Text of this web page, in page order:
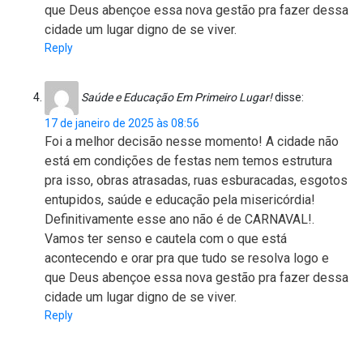
que Deus abençoe essa nova gestão pra fazer dessa
cidade um lugar digno de se viver.
Reply
Saúde e Educação Em Primeiro Lugar!disse:
17 de janeiro de 2025 às 08:56
Foi a melhor decisão nesse momento! A cidade não
está em condições de festas nem temos estrutura
pra isso, obras atrasadas, ruas esburacadas, esgotos
entupidos, saúde e educação pela misericórdia!
Definitivamente esse ano não é de CARNAVAL!.
Vamos ter senso e cautela com o que está
acontecendo e orar pra que tudo se resolva logo e
que Deus abençoe essa nova gestão pra fazer dessa
cidade um lugar digno de se viver.
Reply